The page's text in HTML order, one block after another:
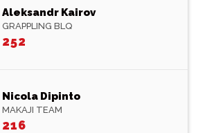
Aleksandr Kairov
GRAPPLING BLQ
252
Nicola Dipinto
MAKAJI TEAM
216